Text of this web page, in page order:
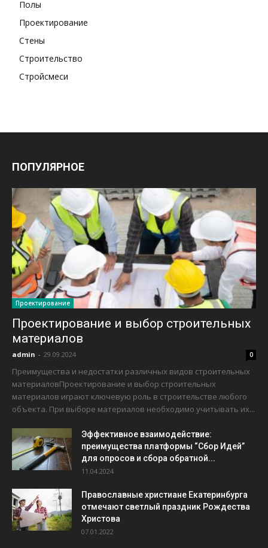
Полы
Проектирование
Стены
Строительство
Стройсмеси
ПОПУЛЯРНОЕ
Проектирование
Проектирование и выбор строительных
материалов
admin - 29.09.2024 0
Преимущества и недостатки различных видов строительных
материаловПроектирование и выбор строительных
материалов играют ключевую роль в строительстве любого
объекта. При выборе материалов необходимо учитывать их...
Эффективное взаимодействие:
преимущества платформы “Сбор Идей”
для опросов и сбора обратной...
11.04.2024
Православные христиане Екатеринбурга
отмечают светлый праздник Рождества
Христова
07.01.2022